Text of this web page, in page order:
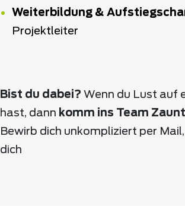
Weiterbildung &
Projektleiter
Bist du dabei? Wenn du Lust auf
hast, dann komm ins Team
Bewirb dich unkompliziert per
dich